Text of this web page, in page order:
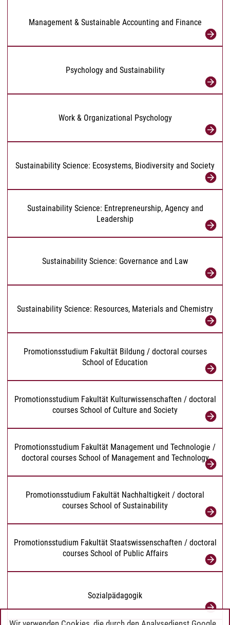
Management & Sustainable Accounting and Finance
Psychology and Sustainability
Work & Organizational Psychology
Sustainability Science: Ecosystems, Biodiversity and Society
Sustainability Science: Entrepreneurship, Agency and
Leadership
Sustainability Science: Governance and Law
Sustainability Science: Resources, Materials and Chemistry
Promotionsstudium Fakultät Bildung / doctoral courses
School of Education
Promotionsstudium Fakultät Kulturwissenschaften / doctoral
courses School of Culture and Society
Promotionsstudium Fakultät Management und Technologie /
doctoral courses School of Management and Technology
Promotionsstudium Fakultät Nachhaltigkeit / doctoral
courses School of Sustainability
Promotionsstudium Fakultät Staatswissenschaften / doctoral
courses School of Public Affairs
Sozialpädagogik